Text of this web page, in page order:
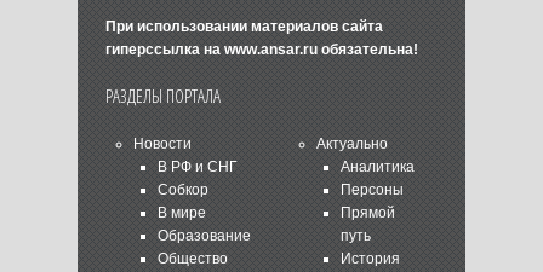
При использовании материалов сайта
гиперссылка на www.ansar.ruобязательна!
РАЗДЕЛЫ ПОРТАЛА
Новости
В РФ и СНГ
Собкор
В мире
Образование
Общество
Актуально
Аналитика
Персоны
Прямой
путь
История